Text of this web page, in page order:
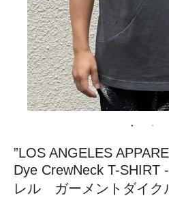
”LOS ANGELES
Dye CrewNeck T-SHIRT
レル ガーメントダイク